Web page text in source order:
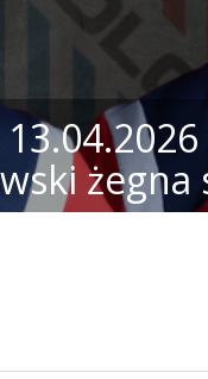
13.04.2026
żegna